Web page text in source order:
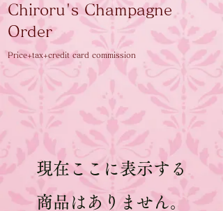
Chiroru's Champagne
Order
Price+tax+credit card commission
現在ここに表示する
商品はありません。